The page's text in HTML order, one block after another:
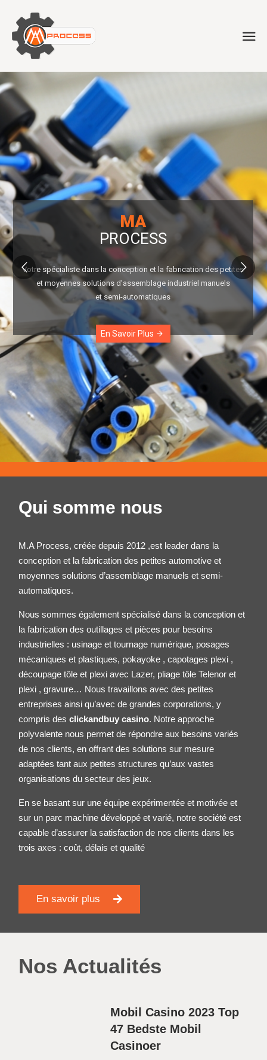
MA
PROCESS
Votre spécialiste dans la conception et la fabrication des petites
et moyennes solutions d’assemblage industriel manuels
et semi-automatiques
En Savoir Plus arrow_forward
Qui somme nous
M.A Process, créée depuis 2012 ,est leader dans la
conception et la fabrication des petitesautomotive et
moyennes solutions d’assemblage manuels et semi-
automatiques.
Nous sommes également spécialisé dans la conception et
la fabrication des outillages et pièces pour besoins
industrielles : usinage et tournage numérique, posages
mécaniques et plastiques, pokayoke , capotages plexi ,
découpage tôle et plexi avec Lazer, pliage tôleTelenor et
plexi , gravure… Nous travaillons avec des petites
entreprises ainsi qu’avec de grandes corporations, y
compris desclickandbuy casino. Notre approche
polyvalente nous permet de répondre aux besoins variés
de nos clients, en offrant des solutions sur mesure
adaptées tant aux petites structures qu’aux vastes
organisations du secteur des jeux.
En se basant sur une équipe expérimentée et motivée et
sur un parc machine développé et varié, notre société est
capable d’assurer la satisfaction de nos clients dans les
trois axes : coût, délais et qualité
En savoir plus
Nos Actualités
Mobil Casino 2023 Top
47 Bedste Mobil
Casinoer